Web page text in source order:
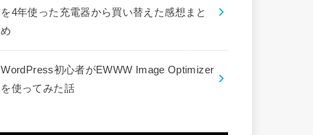
を4年使った充電器から買い替えた感想まと
め
WordPress初心者がEWWW Image Optimizer
を使ってみた話